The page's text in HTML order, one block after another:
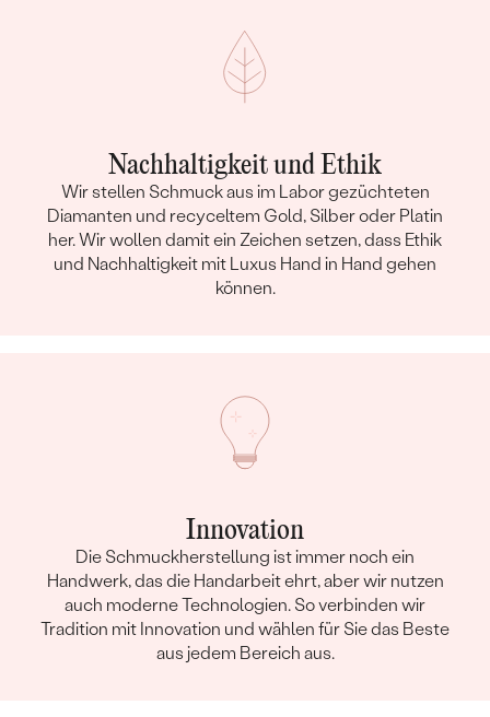
Nachhaltigkeit und Ethik
Wir stellen Schmuck aus im Labor gezüchteten
Diamanten und recyceltem Gold, Silber oder Platin
her. Wir wollen damit ein Zeichen setzen, dass Ethik
und Nachhaltigkeit mit Luxus Hand in Hand gehen
können.
Innovation
Die Schmuckherstellung ist immer noch ein
Handwerk, das die Handarbeit ehrt, aber wir nutzen
auch moderne Technologien. So verbinden wir
Tradition mit Innovation und wählen für Sie das Beste
aus jedem Bereich aus.